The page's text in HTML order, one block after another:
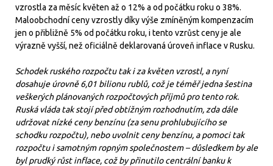
vzrostla za měsíc květen až o 12% a od počátku roku o 38%.
Maloobchodní ceny vzrostly díky výše zmíněným kompenzacím
jen o přibližně 5% od počátku roku, i tento vzrůst ceny je ale
výrazně vyšší, než oficiálně deklarovaná úroveň inflace v Rusku.
Schodek ruského rozpočtu tak i za květen vzrostl, a nyní
dosahuje úrovně 6,01 bilionu rublů, což je téměř jedna šestina
veškerých plánovaných rozpočtových příjmů pro tento rok.
Ruská vláda tak stojí před obtížným rozhodnutím, zda dále
udržovat nízké ceny benzínu (za senu prohlubujícího se
schodku rozpočtu), nebo uvolnit ceny benzínu, a pomoci tak
rozpočtu i samotným ropným společnostem – důsledkem by ale
byl prudký růst inflace, což by přinutilo centrální banku k